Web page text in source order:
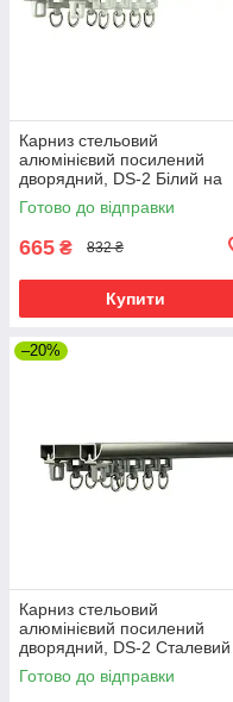
Карниз стельовий
алюмінієвий посилений
дворядний, DS-2 Білий на
роликових бігунках
Готово до відправки
665 ₴ 832 ₴
Купити
–20%
Карниз стельовий
алюмінієвий посилений
дворядний, DS-2 Сталевий
на роликових бігунках
Готово до відправки